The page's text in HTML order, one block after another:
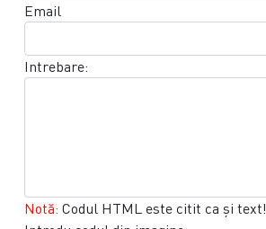
Email
Intrebare:
Notă: Codul HTML este citit ca şi text!